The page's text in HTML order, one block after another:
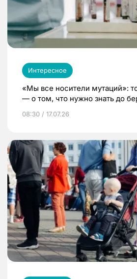
Интересное
«Мы все носители мутаций»:
— о том, что нужно знать до
08:30 / 17.07.26